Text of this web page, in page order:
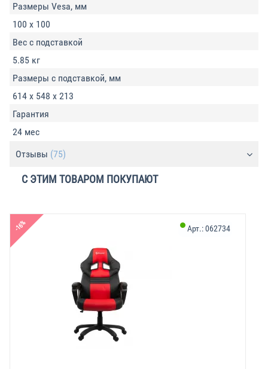
Размеры Vesa, мм
100 x 100
Вес с подставкой
5.85 кг
Размеры с подставкой, мм
614 x 548 x 213
Гарантия
24 мес
Отзывы (75)
С ЭТИМ ТОВАРОМ ПОКУПАЮТ
-16% Арт.:062734